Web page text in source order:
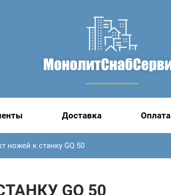
Доставка Оплата
ножей к станку GQ 50
GQ 50